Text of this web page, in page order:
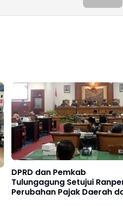
DPRD dan Pemkab
Tulungagung Setujui
Perubahan Pajak Daerah